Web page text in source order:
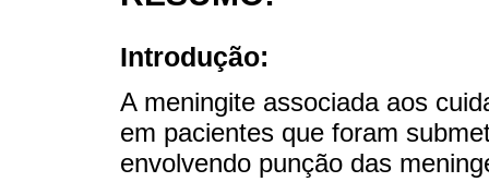
Introdução:
A meningite associada aos
em pacientes que foram
envolvendo punção das